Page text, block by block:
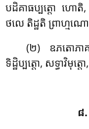
បដិគាធប្បត្តោ ហោតិ,
ថលេ តិដ្ឋតិ ព្រាហ្មណ
(២) ឧភតោភាគ
ទិដ្ឋិប្បត្តោ, សទ្ធាវិមុត្
៨.